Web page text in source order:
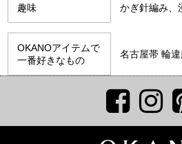
趣味 かぎ針編み、
OKANOアイテムで
一番好きなもの
名古屋帯 輪